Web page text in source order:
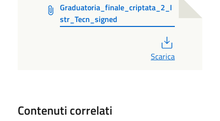
Graduatoria_finale_criptata_2_I
str_Tecn_signed
Scarica
Contenuti correlati